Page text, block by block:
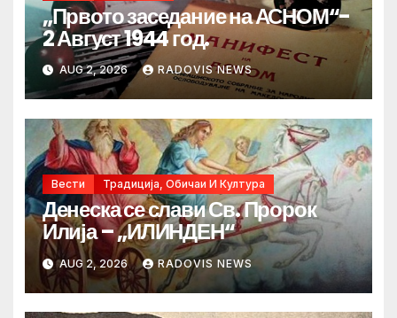
„Првото заседание на АСНОМ“-
2 Август 1944 год.
AUG 2, 2026 RADOVIS NEWS
Вести Традиција, Обичаи И Култура
Денеска се слави Св. Пророк
Илија – „ИЛИНДЕН“
AUG 2, 2026 RADOVIS NEWS